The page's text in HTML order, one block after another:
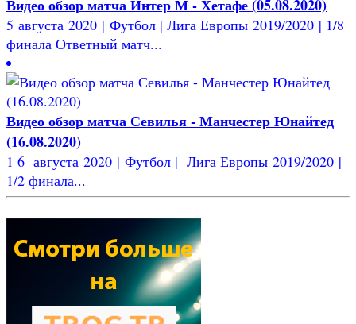
Видео обзор матча Интер М - Хетафе (05.08.2020)
5 августа 2020 | Футбол | Лига Европы 2019/2020 | 1/8
финала Ответный матч...
Видео обзор матча Севилья - Манчестер Юнайтед
(16.08.2020)
1 6 августа 2020 | Футбол | Лига Европы 2019/2020 |
1/2 финала...